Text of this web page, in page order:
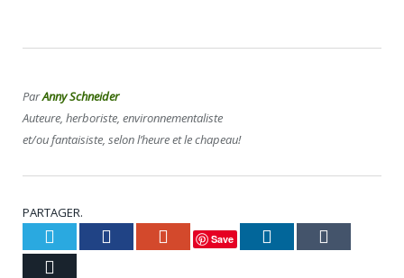
ParAnny Schneider
Auteure, herboriste, environnementaliste
et/ou fantaisiste, selon l’heure et le chapeau!
PARTAGER.
Twitter Facebook Google+
Save LinkedIn